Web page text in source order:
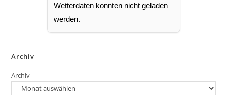
Wetterdaten konnten nicht geladen
werden.
Archiv
Archiv